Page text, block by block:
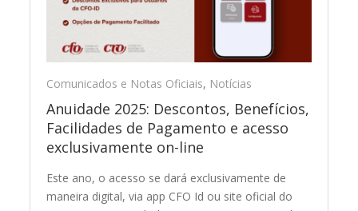
Comunicados e Notas Oficiais, Notícias
Anuidade 2025: Descontos, Benefícios,
Facilidades de Pagamento e acesso
exclusivamente on-line
Este ano, o acesso se dará exclusivamente de
maneira digital, via app CFO Id ou site oficial do